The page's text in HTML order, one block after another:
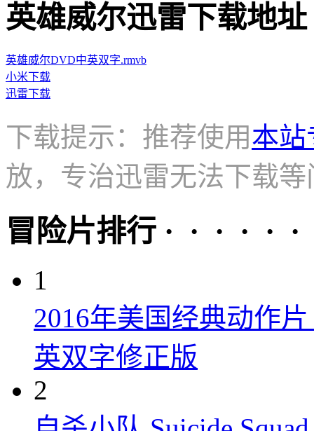
英雄威尔迅雷下载地址 ·
英雄威尔DVD中英双字.rmvb
小米下载
迅雷下载
下载提示：推荐使用本站
放，专治迅雷无法下载等
冒险片排行 · · · · · ·
1
2016年美国经典动作
英双字修正版
2